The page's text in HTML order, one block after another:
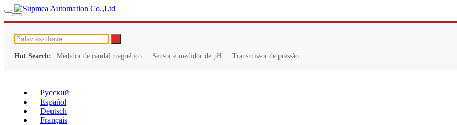
Hot Search: Medidor de caudal magnético Sensor e medidor de pH Transmissor de pressão
Русский
Español
Deutsch
Français